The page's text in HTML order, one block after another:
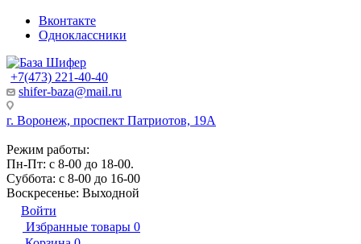
Вконтакте
Одноклассники
+7(473) 221-40-40
shifer-baza@mail.ru
г. Воронеж, проспект Патриотов, 19А
Режим работы:
Пн-Пт: с 8-00 до 18-00.
Суббота: с 8-00 до 16-00
Воскресенье: Выходной
Войти
Избранные товары 0